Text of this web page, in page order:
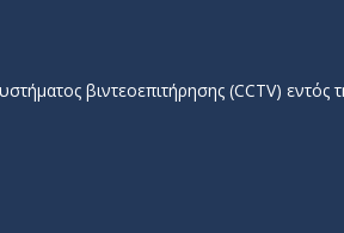
βιντεοεπιτήρησης (CCTV) εντός